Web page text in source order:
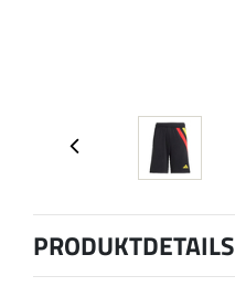
PRODUKTDETAILS